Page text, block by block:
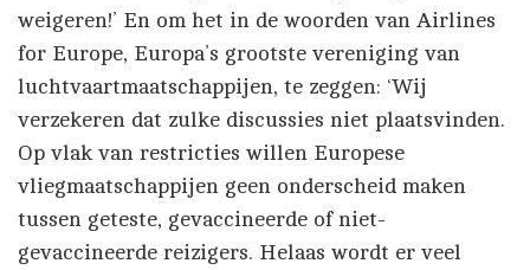
weigeren!’ En om het in de woorden van Airlines
for Europe, Europa’s grootste vereniging van
luchtvaartmaatschappijen, te zeggen: ‘Wij
verzekeren dat zulke discussies niet plaatsvinden.
Op vlak van restricties willen Europese
vliegmaatschappijen geen onderscheid maken
tussen geteste, gevaccineerde of niet-
gevaccineerde reizigers. Helaas wordt er veel